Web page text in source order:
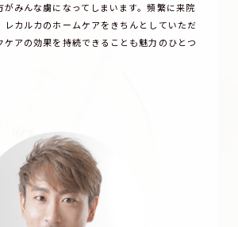
がみんな虜になってしまいます。頻繁に来院
レカルカのホームケアをきちんとしていただ
ケアの効果を持続できることも魅力のひとつ